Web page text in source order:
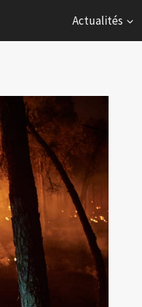
Actualités